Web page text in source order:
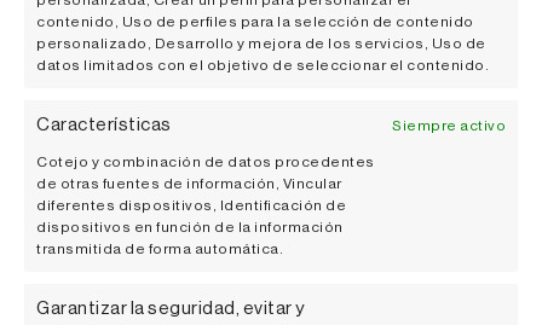
contenido, Uso de perfiles para la selección de contenido
personalizado, Desarrollo y mejora de los servicios, Uso de
datos limitados con el objetivo de seleccionar el contenido.
Características Siempre activo
Cotejo y combinación de datos procedentes
de otras fuentes de información, Vincular
diferentes dispositivos, Identificación de
dispositivos en función de la información
transmitida de forma automática.
Garantizar la seguridad, evitar y